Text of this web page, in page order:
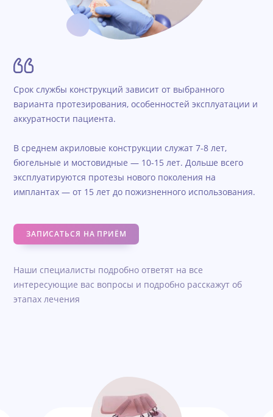
Срок службы конструкций зависит от выбранного
варианта протезирования, особенностей эксплуатации и
аккуратности пациента.
В среднем акриловые конструкции служат 7-8 лет,
бюгельные и мостовидные — 10-15 лет. Дольше всего
эксплуатируются протезы нового поколения на
имплантах — от 15 лет до пожизненного использования.
ЗАПИСАТЬСЯ НА ПРИЁМ
Наши специалисты подробно ответят на все
интересующие вас вопросы и подробно расскажут об
этапах лечения